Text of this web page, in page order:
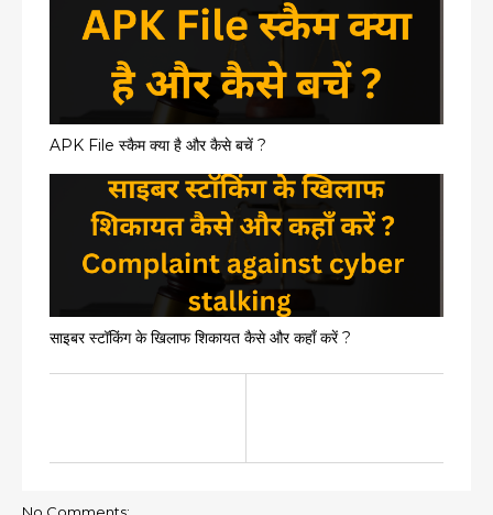
APK File स्कैम क्या है और कैसे बचें ?
साइबर स्टॉकिंग के खिलाफ शिकायत कैसे और कहाँ करें ?